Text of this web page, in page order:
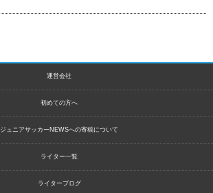
運営会社
初めての方へ
ジュニアサッカーNEWSへの寄稿について
ライター一覧
ライターブログ